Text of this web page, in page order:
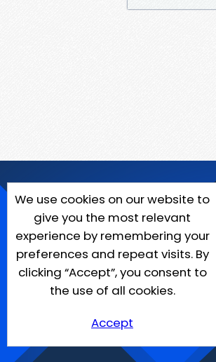
We use cookies on our website to
give you the most relevant
experience by remembering your
preferences and repeat visits. By
clicking “Accept”, you consent to
the use of all cookies.
Accept